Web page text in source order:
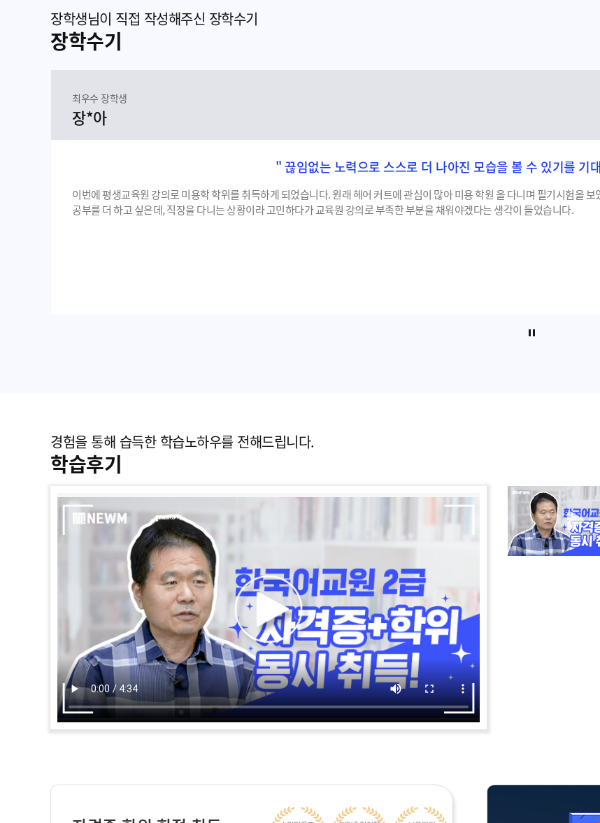
장학생님이 직접 작성해주신 장학수기
장학수기
최우수 장학생
장*아
" 끊임없는 노력으로 스스로 더 나아진 모습을 볼 수 있기를 기
이번에 평생교육원 강의로 미용학 학위를 취득하게 되었습니다. 원래 헤어 커트에 관심이 많아 미용 학원 을 다니며 필기시험을
공부를 더 하고 싶은데, 직장을 다니는 상황이라 고민하다가 교육원 강의로 부족한 부분을 채워야겠다는 생각이 들었습니다.
경험을 통해 습득한 학습노하우를 전해드립니다.
학습후기
안녕하세요! 저는 40년간의 공직 생활을 마치고, 지금은 인천에서 마을버스 운전기사로 일하고 있는 김성호입니다.
질문: 간략하게 자기소개해주세요.
안녕하세요. 아프리카에서 30년, 말레이시아에서 2년, 부부가 함께 만남 한국문화원을 운영하고 있습니다.
제이름은 남편 임태순입니다.
자막: 뉴엠 수강후기
1. 간략하게 자기소개 해주세요.
안녕하세요. 현재 여러 대학과 대학원에서 스포츠와 관련해서 강의를 하고 있고, 평소에 한국어 교원에도 관심이 많은 백희영입니다.
자막: 백희영 님(50대), 뉴엠 한국여교원 2급 수강, 서울한영대 체육학과 교수
안녕하세요. 장성탁입니다. 대학교에서 기계설계를 전공했고, 한 때 군 장교로도 복무했습니다.
2002년 10월에는 대기업 공장 자동화 장비 일을 했고, 현재는 이동통신관련 장비를 설계 개발하는 법인을 운영하고 있습니다.
질문 : 간략하게 자기소개 부탁드립니다.
저는 1학기에 전 과목 모두 A학점 이상으로 이수한 6세 아이를 키우는 워킹맘 배희진 이라고 합니다.
안녕하세요~
사회복지직 공무원 준비와 동시에 사회복지사2급 자격증을 한번에 취득한 27살 공시생 박나현 이라고 합니다.
20과목 했어요. 7과목 남았네~
여유롭게 통과했어요. 80점 정도